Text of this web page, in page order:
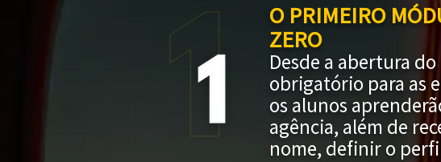
O PRIMEIRO
ZERO
Desde a abertura
obrigatório para as
os alunos
agência, além de
nome, definir o